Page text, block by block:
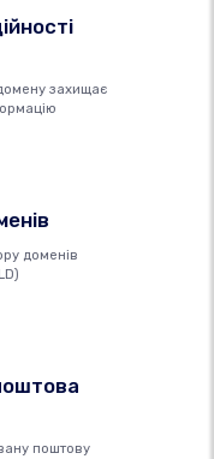
захищає
доменів
поштову